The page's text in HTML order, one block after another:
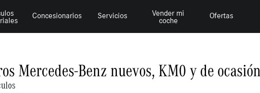
Concesionarios Servicios Vender mi
coche
Ofertas
Mercedes-Benz nuevos, KM0 y de ocasión